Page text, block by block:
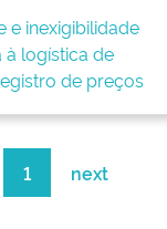
e inexigibilidade
logística de
de preços
1 next